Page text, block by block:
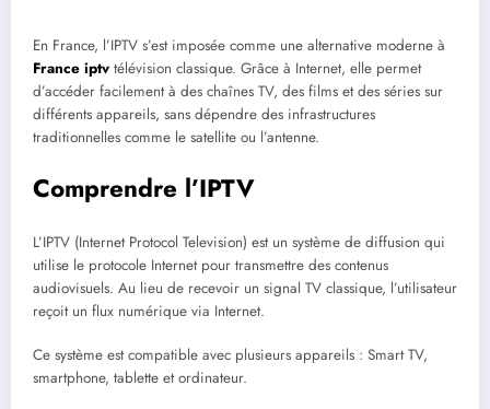
En France, l’IPTV s’est imposée comme une alternative moderne à
France iptv télévision classique. Grâce à Internet, elle permet
d’accéder facilement à des chaînes TV, des films et des séries sur
différents appareils, sans dépendre des infrastructures
traditionnelles comme le satellite ou l’antenne.
Comprendre l’IPTV
L’IPTV (Internet Protocol Television) est un système de diffusion qui
utilise le protocole Internet pour transmettre des contenus
audiovisuels. Au lieu de recevoir un signal TV classique, l’utilisateur
reçoit un flux numérique via Internet.
Ce système est compatible avec plusieurs appareils : Smart TV,
smartphone, tablette et ordinateur.